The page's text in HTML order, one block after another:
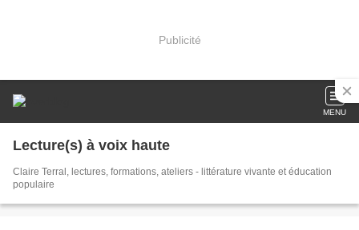
Publicité
MENU
Lecture(s) à voix haute
Claire Terral, lectures, formations, ateliers - littérature vivante et éducation
populaire